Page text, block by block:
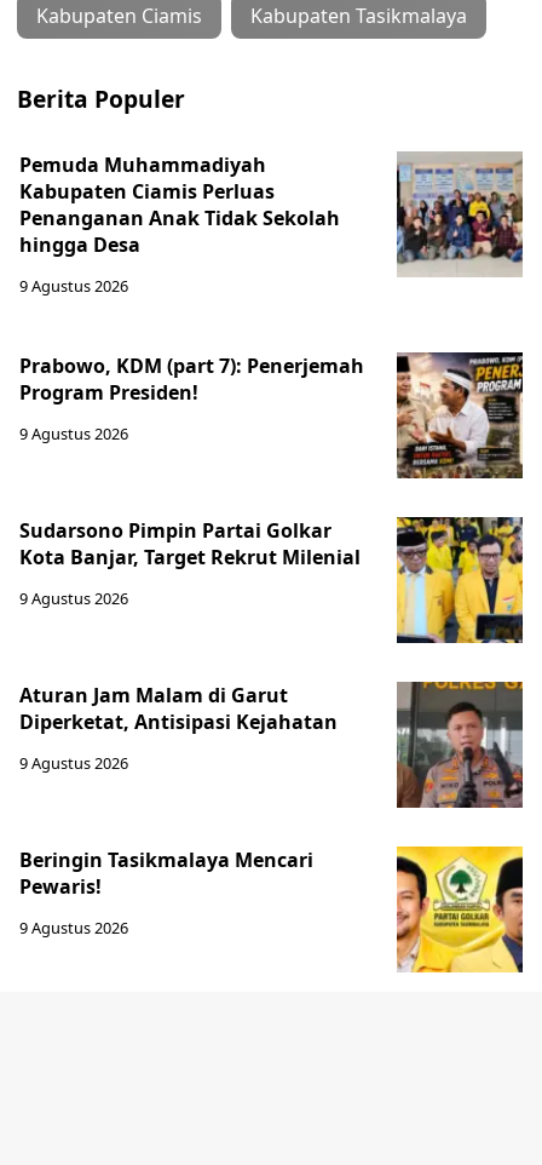
Kabupaten Ciamis Kabupaten Tasikmalaya
Berita Populer
Pemuda Muhammadiyah
Kabupaten Ciamis Perluas
Penanganan Anak Tidak Sekolah
hingga Desa
9 Agustus 2026
Prabowo, KDM (part 7): Penerjemah
Program Presiden!
9 Agustus 2026
Sudarsono Pimpin Partai Golkar
Kota Banjar, Target Rekrut Milenial
9 Agustus 2026
Aturan Jam Malam di Garut
Diperketat, Antisipasi Kejahatan
9 Agustus 2026
Beringin Tasikmalaya Mencari
Pewaris!
9 Agustus 2026